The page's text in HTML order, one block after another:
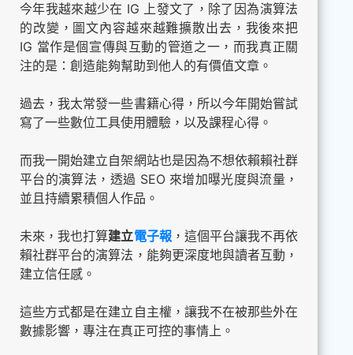
今年我越來越少在 IG 上發文了，除了因為演算法
的改變，圖文內容越來越難擴散出去，我後來把
IG 當作是個宣傳與互動的管道之一，而我真正關
注的是：創造能夠幫助到他人的有價值文章。
過去，我太常發一些書籍心得，所以今年開始嘗試
寫了一些數位工具使用體驗，以及課程心得。
而我一開始建立自架網站也是因為不想依賴賴社群
平台的演算法，透過 SEO 來增加曝光度與流量，
並且持續累積個人作品。
未來，我也打算建立電子報，這個平台讓我不再依
賴社群平台的演算法，能夠更深度地與讀者互動，
建立信任感。
這些方式都是在建立自主權，讓我不在被那些外在
數據影響，專注在真正可控的事情上。